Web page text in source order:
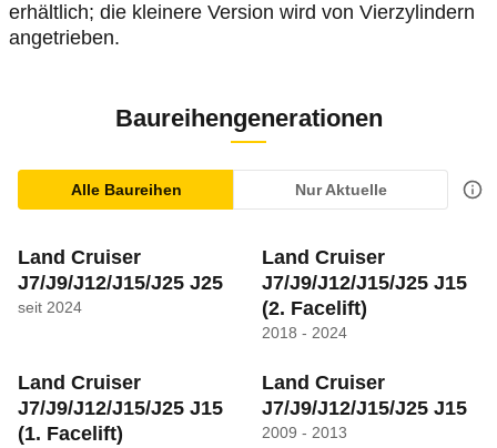
erhältlich; die kleinere Version wird von Vierzylindern
angetrieben.
Baureihengenerationen
Alle Baureihen Nur Aktuelle
Land Cruiser
J7/J9/J12/J15/J25 J25
seit 2024
Land Cruiser
J7/J9/J12/J15/J25 J15
(2. Facelift)
2018 - 2024
Land Cruiser
J7/J9/J12/J15/J25 J15
(1. Facelift)
Land Cruiser
J7/J9/J12/J15/J25 J15
2009 - 2013